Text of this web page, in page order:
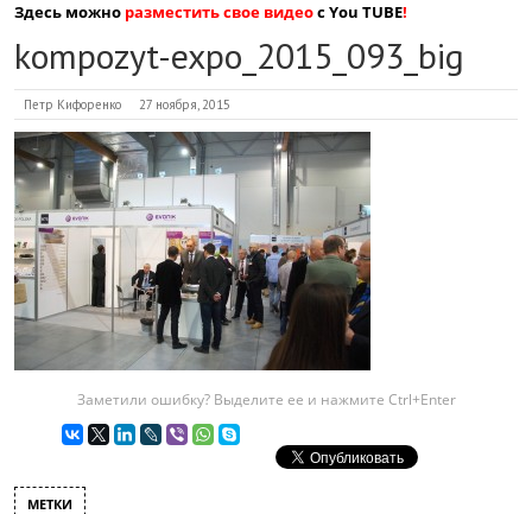
Здесь можно разместить свое видеос You TUBE!
kompozyt-expo_2015_093_big
Петр Кифоренко 27 ноября, 2015
Заметили ошибку? Выделите ее и нажмите Ctrl+Enter
МЕТКИ